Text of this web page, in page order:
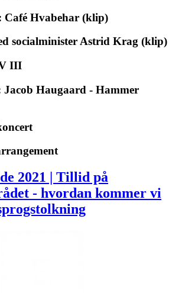
Café Hvabehar (klip)
socialminister Astrid Krag (klip)
III
Jacob Haugaard - Hammer
2021 | Tillid på
- hvordan kommer vi